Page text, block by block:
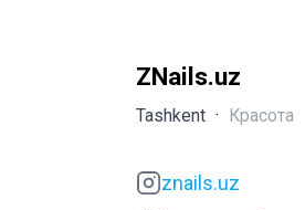
ZNails.uz
Tashkent · Красота
znails.uz